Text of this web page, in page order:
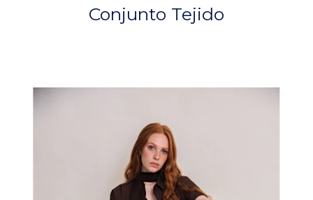
Conjunto Tejido